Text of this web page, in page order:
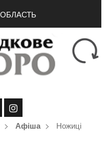
Афіша Ножиці